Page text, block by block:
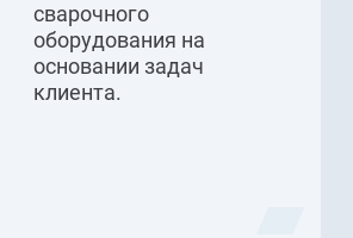
сварочного
оборудования на
основании задач
клиента.